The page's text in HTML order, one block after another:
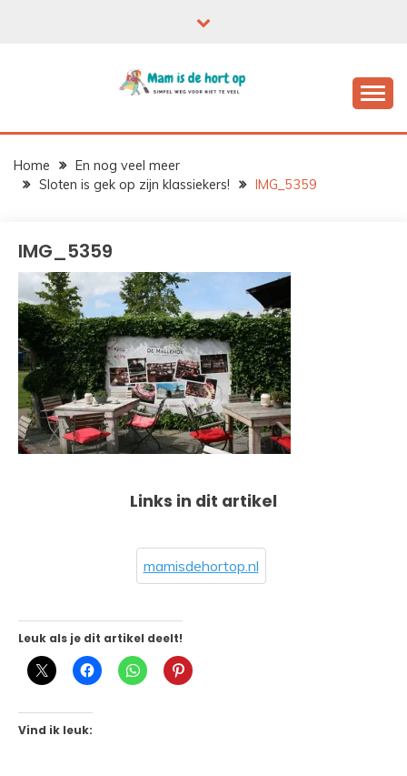
Home
En nog veel meer
Sloten is gek op zijn klassiekers!
IMG_5359
IMG_5359
Links in dit artikel
mamisdehortop.nl
Leuk als je dit artikel deelt!
Vind ik leuk: